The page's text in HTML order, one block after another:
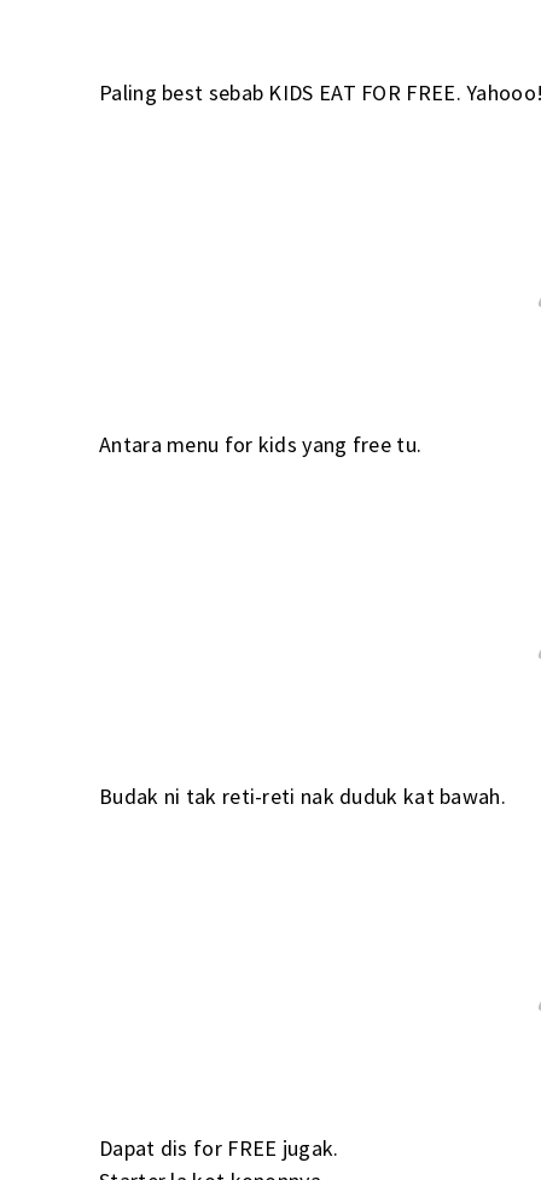
Paling best sebab KIDS EAT FOR FREE.
Antara menu for kids yang free tu.
Budak ni tak reti-reti nak duduk kat bawah.
Dapat dis for FREE jugak.